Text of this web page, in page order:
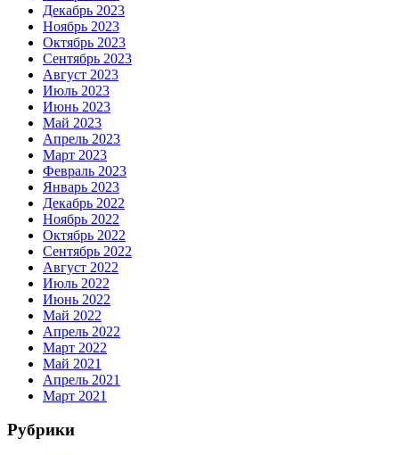
Декабрь 2023
Ноябрь 2023
Октябрь 2023
Сентябрь 2023
Август 2023
Июль 2023
Июнь 2023
Май 2023
Апрель 2023
Март 2023
Февраль 2023
Январь 2023
Декабрь 2022
Ноябрь 2022
Октябрь 2022
Сентябрь 2022
Август 2022
Июль 2022
Июнь 2022
Май 2022
Апрель 2022
Март 2022
Май 2021
Апрель 2021
Март 2021
Рубрики